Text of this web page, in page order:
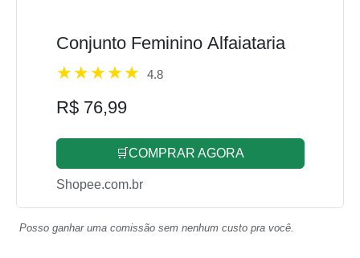
Conjunto Feminino Alfaiataria
4.8
R$ 76,99
🛒COMPRAR AGORA
Shopee.com.br
Posso ganhar uma comissão sem nenhum custo pra você.